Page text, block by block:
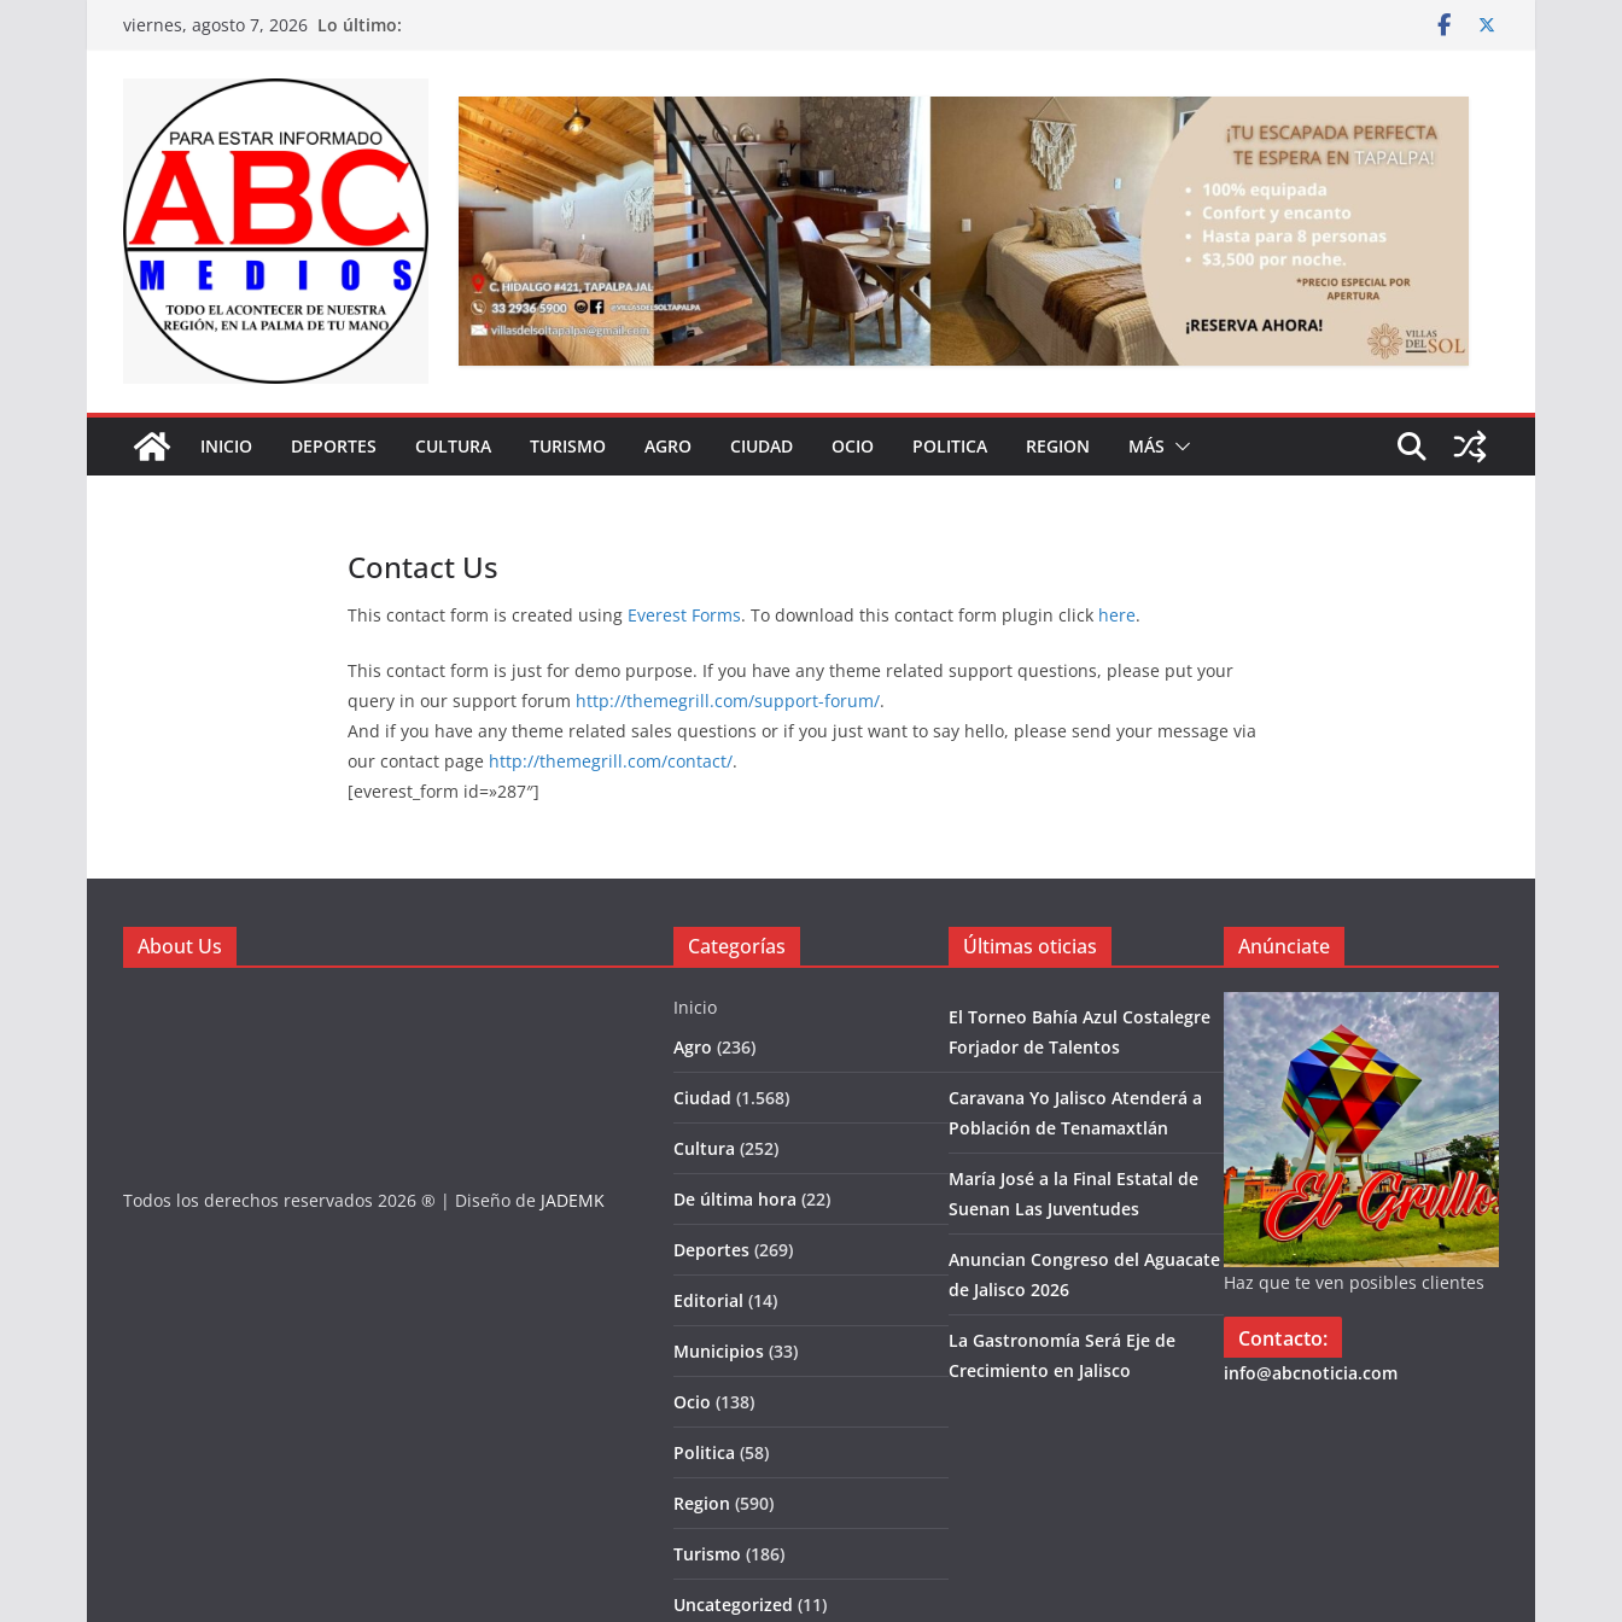
Saltarviernes, agosto 7, 2026 Lo último:
INICIO DEPORTES CULTURA TURISMO AGRO CIUDAD OCIO POLITICA REGION MÁS
Contact Us
This contact form is created using Everest Forms. To download this contact form plugin click here.
This contact form is just for demo purpose. If you have any theme related support questions, please put your
query in our support forum http://themegrill.com/support-forum/.
And if you have any theme related sales questions or if you just want to say hello, please send your message via
our contact page http://themegrill.com/contact/.
[everest_form id=»287″]
About Us
Todos los derechos reservados 2026 ® | Diseño de JADEMK
Categorías
Inicio
Agro (236)
Ciudad (1.568)
Cultura (252)
De última hora (22)
Deportes (269)
Editorial (14)
Municipios (33)
Ocio (138)
Politica (58)
Region (590)
Turismo (186)
Uncategorized (11)
Últimas oticias
El Torneo Bahía Azul Costalegre
Forjador de Talentos
Caravana Yo Jalisco Atenderá a
Población de Tenamaxtlán
María José a la Final Estatal de
Suenan Las Juventudes
Anuncian Congreso del Aguacate
de Jalisco 2026
La Gastronomía Será Eje de
Crecimiento en Jalisco
Anúnciate
Haz que te ven posibles clientes
Contacto:
info@abcnoticia.com